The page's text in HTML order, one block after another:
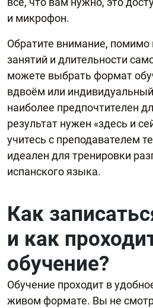
и микрофон.
Обратите внимание,
занятий и длительности
можете выбрать формат
вдвоём или
наиболее предпочтителен
результат нужен «здесь и
учитесь с преподавателем
идеален для тренировки
испанского языка.
Как
и как
обучение?
Обучение проходит в
живом формате. Вы не